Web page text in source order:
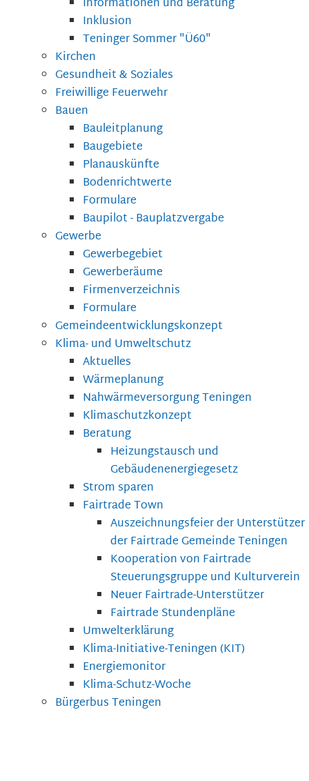
Informationen und Beratung
Inklusion
Teninger Sommer "Ü60"
Kirchen
Gesundheit & Soziales
Freiwillige Feuerwehr
Bauen
Bauleitplanung
Baugebiete
Planauskünfte
Bodenrichtwerte
Formulare
Baupilot - Bauplatzvergabe
Gewerbe
Gewerbegebiet
Gewerberäume
Firmenverzeichnis
Formulare
Gemeindeentwicklungskonzept
Klima- und Umweltschutz
Aktuelles
Wärmeplanung
Nahwärmeversorgung Teningen
Klimaschutzkonzept
Beratung
Heizungstausch und
Gebäudenenergiegesetz
Strom sparen
Fairtrade Town
Auszeichnungsfeier der Unterstützer
der Fairtrade Gemeinde Teningen
Kooperation von Fairtrade
Steuerungsgruppe und Kulturverein
Neuer Fairtrade-Unterstützer
Fairtrade Stundenpläne
Umwelterklärung
Klima-Initiative-Teningen (KIT)
Energiemonitor
Klima-Schutz-Woche
Bürgerbus Teningen